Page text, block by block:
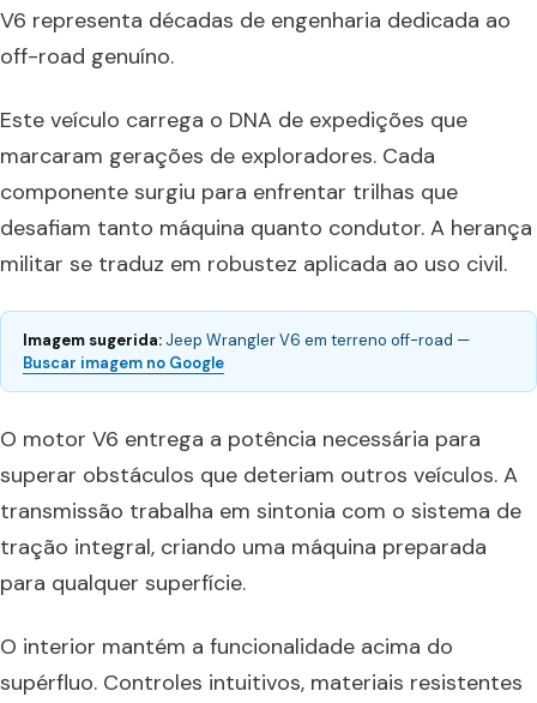
V6 representa décadas de engenharia dedicada ao
off-road genuíno.
Este veículo carrega o DNA de expedições que
marcaram gerações de exploradores. Cada
componente surgiu para enfrentar trilhas que
desafiam tanto máquina quanto condutor. A herança
militar se traduz em robustez aplicada ao uso civil.
Imagem sugerida: Jeep Wrangler V6 em terreno off-road —
Buscar imagem no Google
O motor V6 entrega a potência necessária para
superar obstáculos que deteriam outros veículos. A
transmissão trabalha em sintonia com o sistema de
tração integral, criando uma máquina preparada
para qualquer superfície.
O interior mantém a funcionalidade acima do
supérfluo. Controles intuitivos, materiais resistentes